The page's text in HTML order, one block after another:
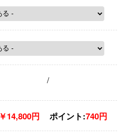
/
￥14,800円 ポイント:740円